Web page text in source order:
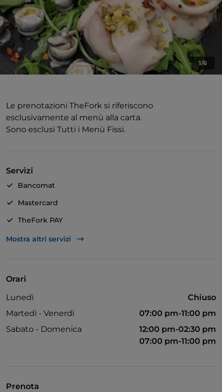
1/6
Le prenotazioni TheFork si riferiscono
esclusivamente al menù alla carta.
Sono esclusi Tutti i Menù Fissi.
Servizi
Bancomat
Mastercard
TheFork PAY
Unionpay via TheFork PAY
Mostra altri servizi
Orari
Lunedì
Chiuso
Martedì - Venerdì
07:00 pm-11:00 pm
Sabato - Domenica
12:00 pm-02:30 pm
07:00 pm-11:00 pm
Prenota